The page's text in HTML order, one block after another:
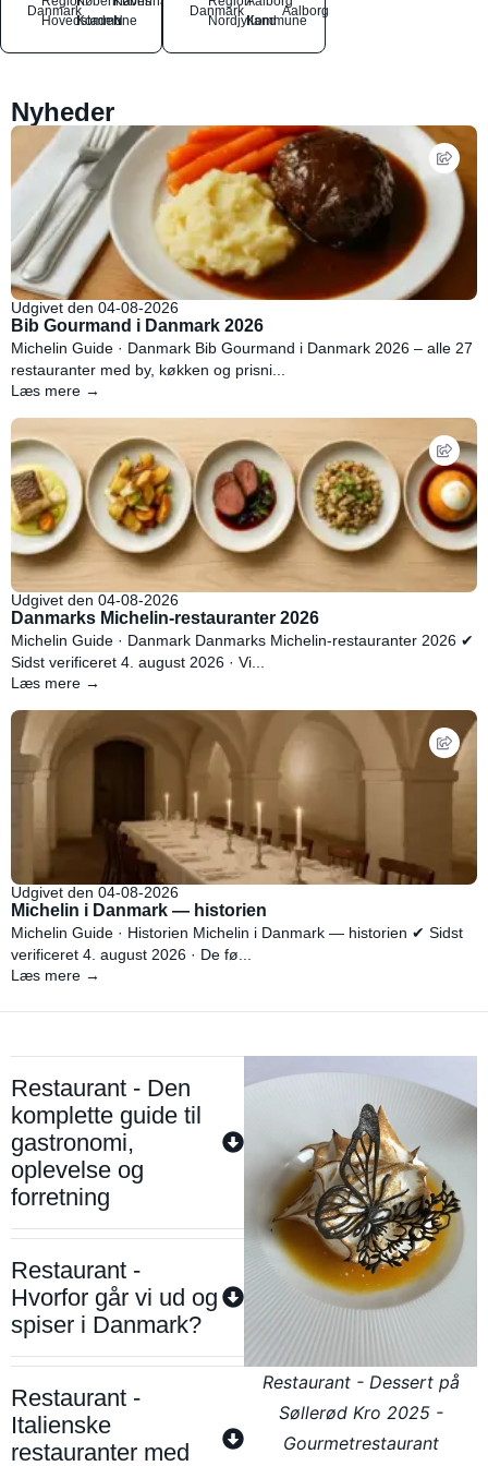
Danmark
Hovedstaden
Kommune
N
Danmark
NordjyllandKommune
Aalborg
Nyheder
Udgivet den 04-08-2026
Bib Gourmand i Danmark 2026
Michelin Guide · Danmark Bib Gourmand i Danmark 2026 – alle 27
restauranter med by, køkken og prisni...
Læs mere →
Udgivet den 04-08-2026
Danmarks Michelin-restauranter 2026
Michelin Guide · Danmark Danmarks Michelin-restauranter 2026 ✔
Sidst verificeret 4. august 2026 · Vi...
Læs mere →
Udgivet den 04-08-2026
Michelin i Danmark — historien
Michelin Guide · Historien Michelin i Danmark — historien ✔ Sidst
verificeret 4. august 2026 · De fø...
Læs mere →
Restaurant - Den
komplette guide til
gastronomi,
oplevelse og
forretning
Restaurant -
Hvorfor går vi ud og
spiser i Danmark?
Restaurant -
Italienske
restauranter med
Restaurant - Dessert på
Søllerød Kro 2025 -
Gourmetrestaurant